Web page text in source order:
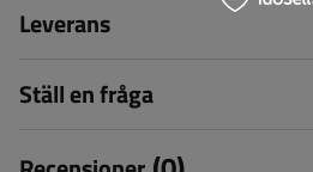
Leverans
Ställ en fråga